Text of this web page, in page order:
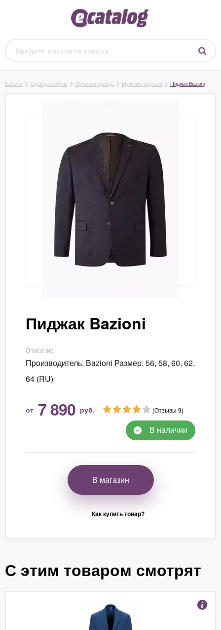
Каталог Одежда и обувь Мужская одежда Мужские пиджаки Пиджак Bazioni
Пиджак Bazioni
Описание
Производитель: Bazioni Размер: 56, 58, 60, 62,
64 (RU)
от 7 890 руб. (Отзывы 9)
В наличии
В магазин
Как купить товар?
С этим товаром смотрят